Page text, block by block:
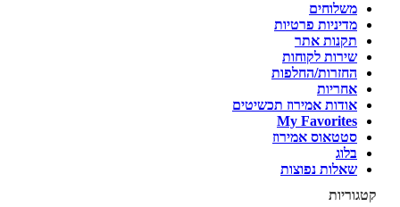
משלוחים
מדיניות פרטיות
תקנות אתר
שירות לקוחות
החזרות/החלפות
אחריות
אודות אמירוז תכשיטים
My Favorites
סטטאוס אמירוז
בלוג
שאלות נפוצות
קטגוריות